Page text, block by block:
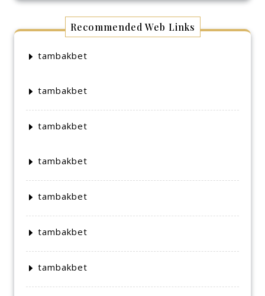
Recommended Web Links
tambakbet
tambakbet
tambakbet
tambakbet
tambakbet
tambakbet
tambakbet